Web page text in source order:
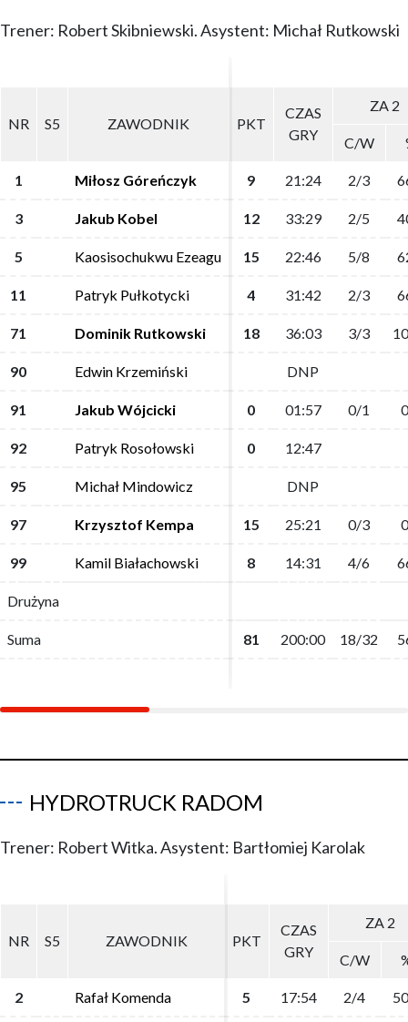
Trener: Robert Skibniewski. Asystent: Michał Rutkowski
NR S5 ZAWODNIK PKT
CZAS
GRY
ZA 2
C/W
1 Miłosz Góreńczyk 9 21:24 2/3
3 Jakub Kobel 12 33:29 2/5
5 Kaosisochukwu Ezeagu 15 22:46 5/8
11 Patryk Pułkotycki 4 31:42 2/3
71 Dominik Rutkowski 18 36:03 3/3
90 Edwin Krzemiński DNP
91 Jakub Wójcicki 0 01:57 0/1
92 Patryk Rosołowski 0 12:47
95 Michał Mindowicz DNP
97 Krzysztof Kempa 15 25:21 0/3
99 Kamil Białachowski 8 14:31 4/6
Drużyna
Suma 81 200:00 18/32
NR S5 ZAWODNIK PKT
CZAS
GRY
ZA 2
C/W
1 Miłosz Góreńczyk 9 21:24 2/3
3 Jakub Kobel 12 33:29 2/5
5 Kaosisochukwu Ezeagu 15 22:46 5/8
11 Patryk Pułkotycki 4 31:42 2/3
71 Dominik Rutkowski 18 36:03 3/3
90 Edwin Krzemiński DNP
91 Jakub Wójcicki 0 01:57 0/1
92 Patryk Rosołowski 0 12:47
95 Michał Mindowicz DNP
97 Krzysztof Kempa 15 25:21 0/3
99 Kamil Białachowski 8 14:31 4/6
Drużyna
Suma 81 200:00 18/32
HYDROTRUCK RADOM
Trener: Robert Witka. Asystent: Bartłomiej Karolak
NR S5 ZAWODNIK PKT
CZAS
GRY
ZA 2
C/W
2 Rafał Komenda 5 17:54 2/4
NR S5 ZAWODNIK PKT
CZAS
GRY
ZA 2
C/W
2 Rafał Komenda 5 17:54 2/4